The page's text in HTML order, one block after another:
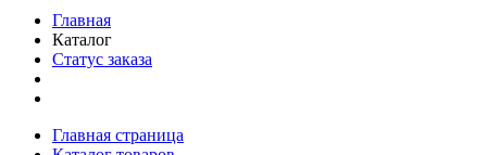
Главная
Каталог
Статус заказа
Главная страница